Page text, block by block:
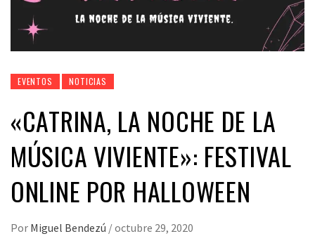
EVENTOS NOTICIAS
«CATRINA, LA NOCHE DE LA
MÚSICA VIVIENTE»: FESTIVAL
ONLINE POR HALLOWEEN
Por Miguel Bendezú /octubre 29, 2020